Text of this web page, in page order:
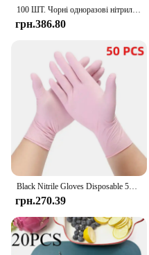
100 ШТ. Чорні одноразові нітрилові рукавички Водонепроникні міцні чорні нітрилові рукавички без пудри Догляд за волоссям Інструмент для чищення татуювання вдома
грн.386.80
Black Nitrile Gloves Disposable 50Pack Powder-Free Industrial Grade Gloves for Household Cleaning Kitchen Mechanic Tattoo Gloves
грн.270.39